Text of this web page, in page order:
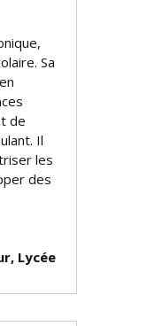
Sa
de
Il
les
des
Lycée